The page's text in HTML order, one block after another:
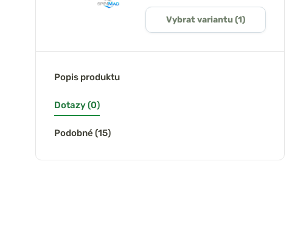
Vybrat variantu (1)
Popis produktu
Dotazy (0)
Podobné (15)